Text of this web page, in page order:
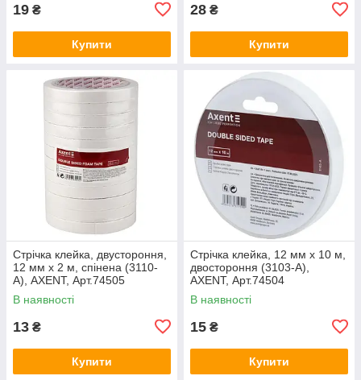
19 ₴
Купити
28 ₴
Купити
Стрічка клейка, двустороння,
12 мм х 2 м, спінена (3110-
A), AXENT, Арт.74505
В наявності
13 ₴
Купити
Стрічка клейка, 12 мм х 10 м,
двостороння (3103-A),
AXENT, Арт.74504
В наявності
15 ₴
Купити